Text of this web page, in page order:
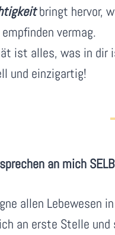
bringt hervor,
vermag.
ist alles, was in dir
und einzigartig!
an mich
allen Lebewesen
an erste Stelle und